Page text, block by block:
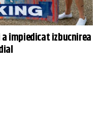
împiedicat izbucnirea